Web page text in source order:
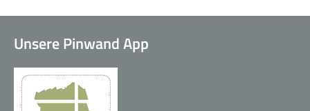
Unsere Pinwand App